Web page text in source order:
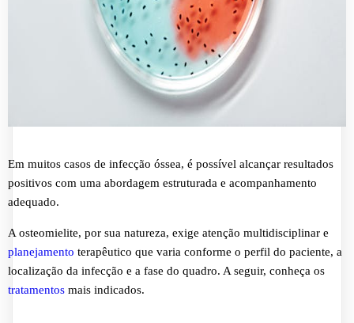
Em muitos casos de infecção óssea, é possível alcançar resultados
positivos com uma abordagem estruturada e acompanhamento
adequado.
A osteomielite, por sua natureza, exige atenção multidisciplinar e
planejamento terapêutico que varia conforme o perfil do paciente, a
localização da infecção e a fase do quadro. A seguir, conheça os
tratamentos mais indicados.